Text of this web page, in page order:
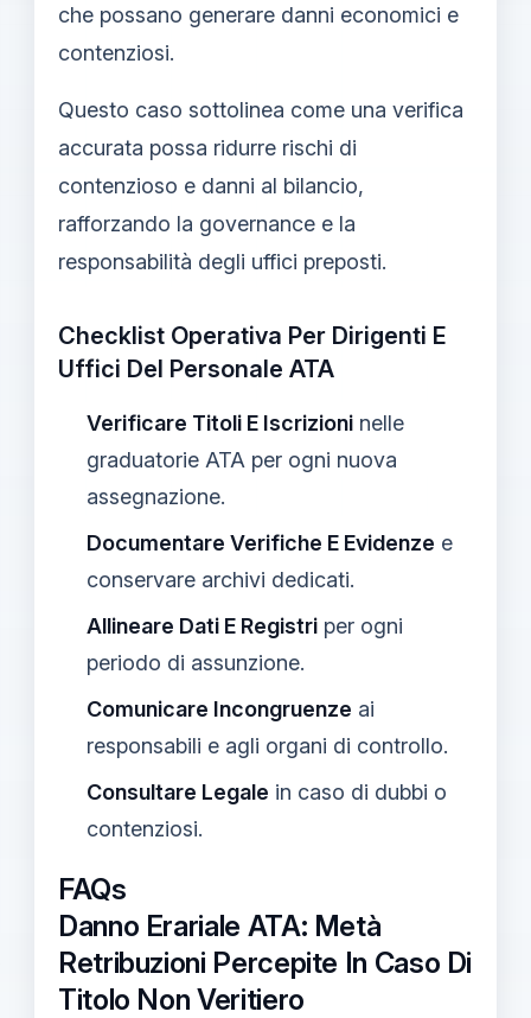
che possano generare danni economici e
contenziosi.
Questo caso sottolinea come una verifica
accurata possa ridurre rischi di
contenzioso e danni al bilancio,
rafforzando la governance e la
responsabilità degli uffici preposti.
Checklist Operativa Per Dirigenti E
Uffici Del Personale ATA
Verificare Titoli E Iscrizioni nelle
graduatorie ATA per ogni nuova
assegnazione.
Documentare Verifiche E Evidenze e
conservare archivi dedicati.
Allineare Dati E Registri per ogni
periodo di assunzione.
Comunicare Incongruenze ai
responsabili e agli organi di controllo.
Consultare Legale in caso di dubbi o
contenziosi.
FAQs
Danno Erariale ATA: Metà
Retribuzioni Percepite In Caso Di
Titolo Non Veritiero